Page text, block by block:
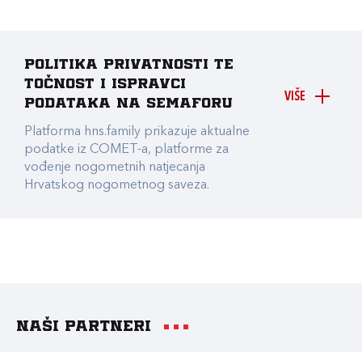
VIŠE
Politika privatnosti te
točnost i ispravci
podataka na Semaforu
Platforma hns.family prikazuje aktualne
podatke iz COMET-a, platforme za
vođenje nogometnih natjecanja
Hrvatskog nogometnog saveza.
Naši partneri